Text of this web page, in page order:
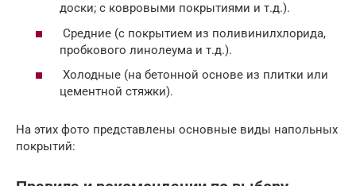
доски; с ковровыми покрытиями и т.д.).
Средние (с покрытием из поливинилхлорида,
пробкового линолеума и т.д.).
Холодные (на бетонной основе из плитки или
цементной стяжки).
На этих фото представлены основные виды напольных
покрытий: